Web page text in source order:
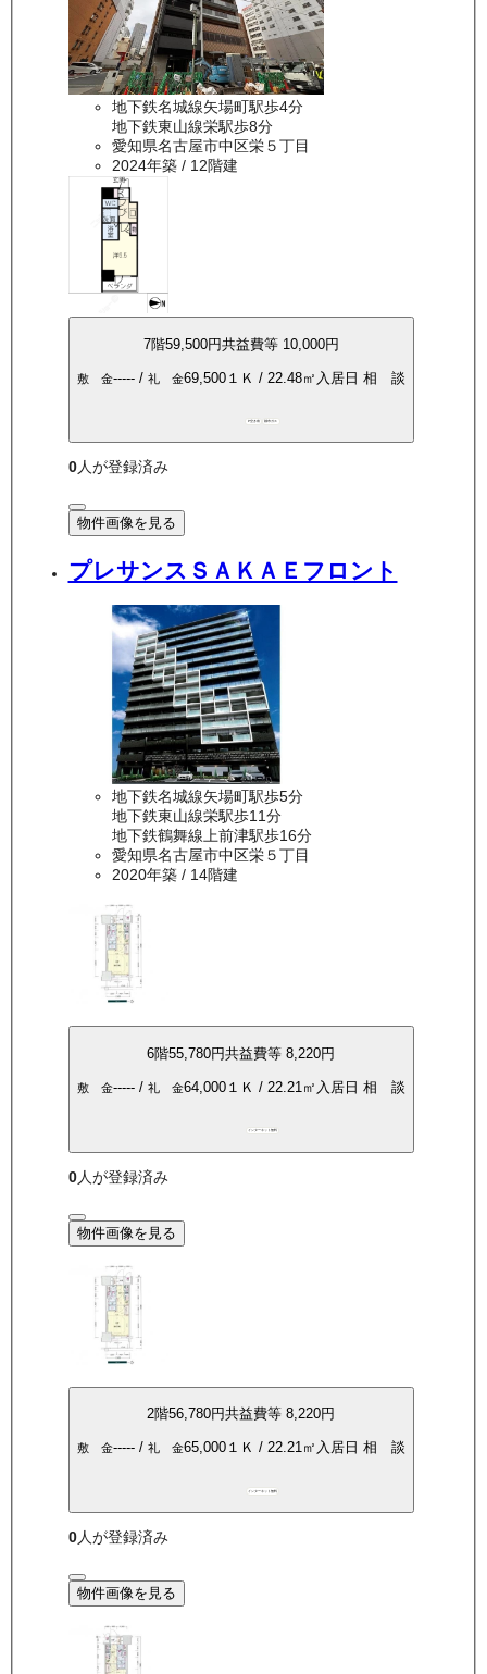
地下鉄名城線矢場町駅歩4分
地下鉄東山線栄駅歩8分
愛知県名古屋市中区栄５丁目
2024年築/ 12階建
7階59,500円共益費等 10,000円
敷 金-----/ 礼 金69,500１Ｋ / 22.48㎡ 入居日 相 談
P空き有 都市ガス
0人が登録済み
物件画像を見る
プレサンスＳＡＫＡＥフロント
地下鉄名城線矢場町駅歩5分
地下鉄東山線栄駅歩11分
地下鉄鶴舞線上前津駅歩16分
愛知県名古屋市中区栄５丁目
2020年築/ 14階建
6階55,780円共益費等 8,220円
敷 金-----/ 礼 金64,000１Ｋ / 22.21 ㎡ 入居日 相 談
インターネット無料
0人が登録済み
物件画像を見る
2階56,780円共益費等 8,220円
敷 金-----/ 礼 金65,000１Ｋ / 22.21㎡ 入居日 相 談
インターネット無料
0人が登録済み
物件画像を見る